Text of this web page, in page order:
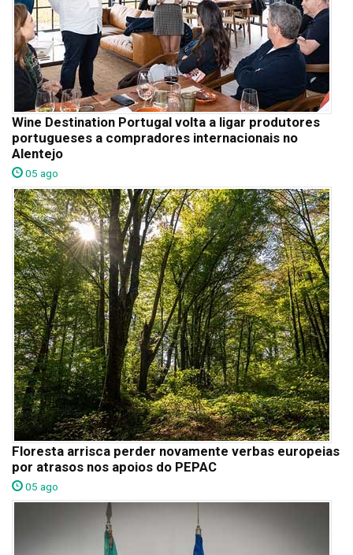
Wine Destination Portugal volta a ligar produtores
portugueses a compradores internacionais no
Alentejo
05 ago
Floresta arrisca perder novamente verbas europeias
por atrasos nos apoios do PEPAC
05 ago